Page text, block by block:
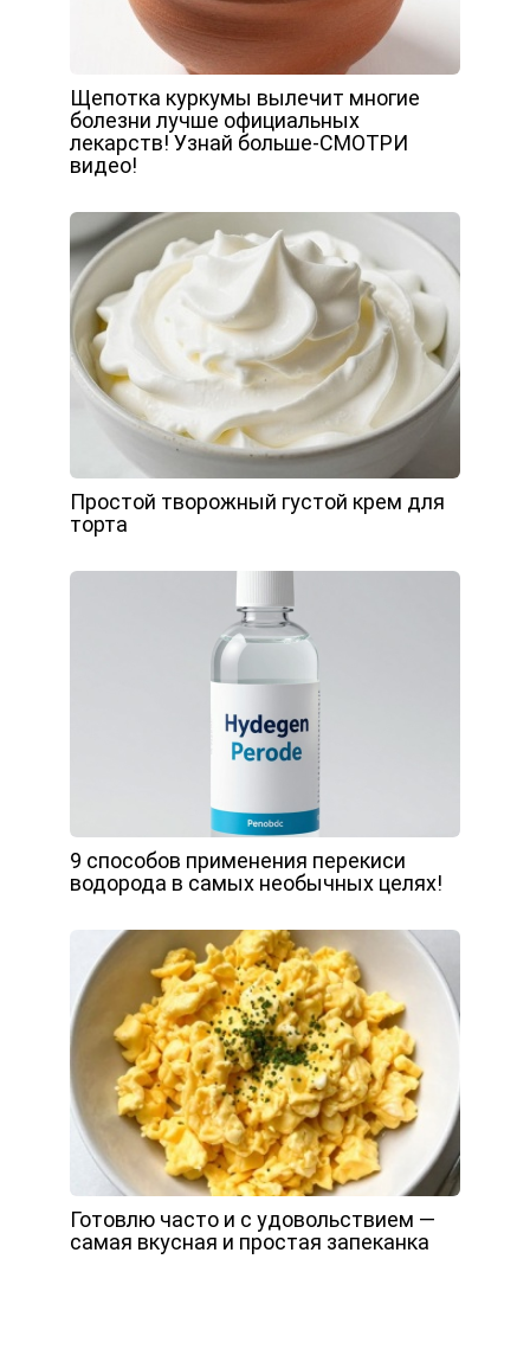
Щепотка куркумы вылечит многие
болезни лучше официальных
лекарств! Узнай больше-СМОТРИ
видео!
Простой творожный густой крем для
торта
9 способов применения перекиси
водорода в самых необычных целях!
Готовлю часто и с удовольствием —
самая вкусная и простая запеканка